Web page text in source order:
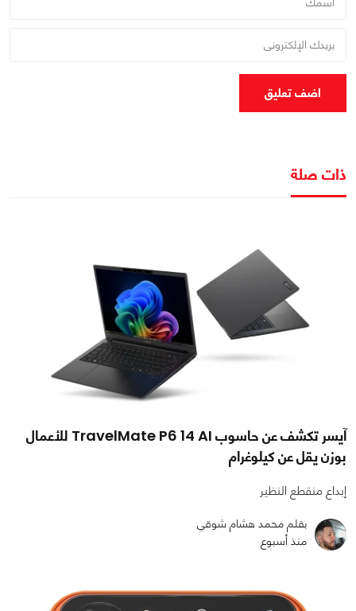
اضف تعليق
ذات صلة
آيسر تكشف عن حاسوب TravelMate P6 14 AI للأعمال
بوزن يقل عن كيلوغرام
إبداع منقطع النظير
بقلم محمد هشام شوقي
منذ أسبوع